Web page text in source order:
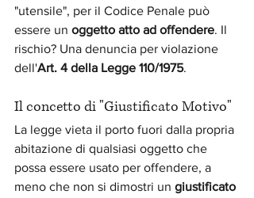
"utensile", per il Codice Penale può
essere un oggetto atto ad offendere. Il
rischio? Una denuncia per violazione
dell'Art. 4 della Legge 110/1975.
Il concetto di "Giustificato Motivo"
La legge vieta il porto fuori dalla propria
abitazione di qualsiasi oggetto che
possa essere usato per offendere, a
meno che non si dimostri un giustificato